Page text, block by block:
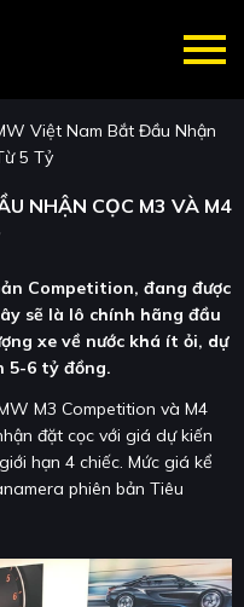
Việt Nam Bắt Đầu Nhận
5 Tỷ
NHẬN CỌC M3 VÀ M4
Competition, đang được
sẽ là lô chính hãng đầu
xe về nước khá ít ỏi, dự
5-6 tỷ đồng.
M3 Competition và M4
đặt cọc với giá dự kiến
hạn 4 chiếc. Mức giá kể
phiên bản Tiêu